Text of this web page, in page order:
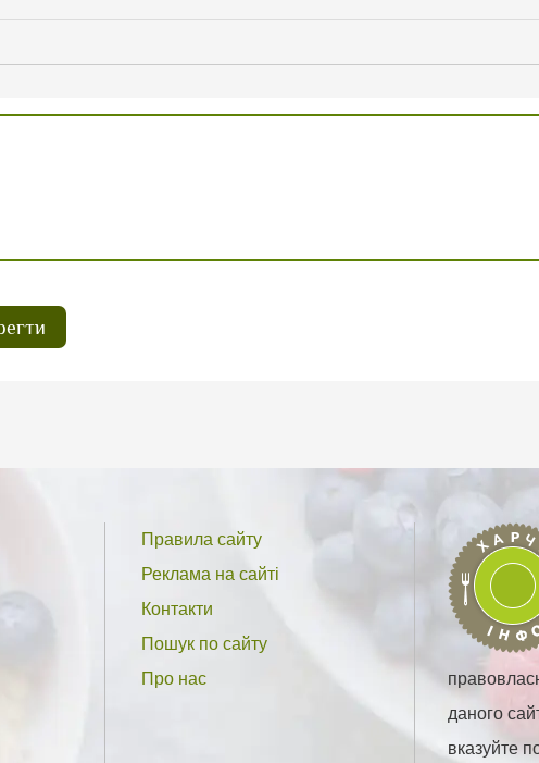
Правила сайту
Реклама на сайті
Контакти
Пошук по сайту
Про нас
даного
вказуйте